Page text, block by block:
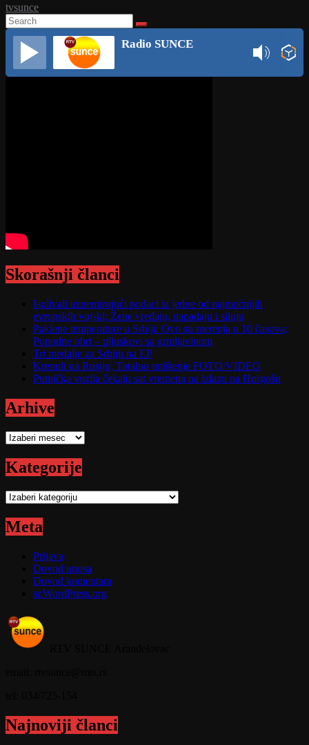
tvsunce
Radio SUNCE
Skorašnji članci
Isplivali uznemirujući podaci iz jedne od najmoćnijih
evropskih vojski; Žene vređaju, napadaju i siluju
Paklene temperature u Srbiji: Ovo su merenja u 10 časova;
Popodne obrt – pljuskovi sa grmljavinom
Tri medalje za Srbiju na EP
Krenuli na Rusiju; Totalno uništenje FOTO/VIDEO
Putnička vozila čekaju sat vremena na izlazu na Horgošu
Arhive
Arhive
Kategorije
Kategorije
Meta
Prijava
Dovod unosa
Dovod komentara
sr.WordPress.org
Najnoviji članci